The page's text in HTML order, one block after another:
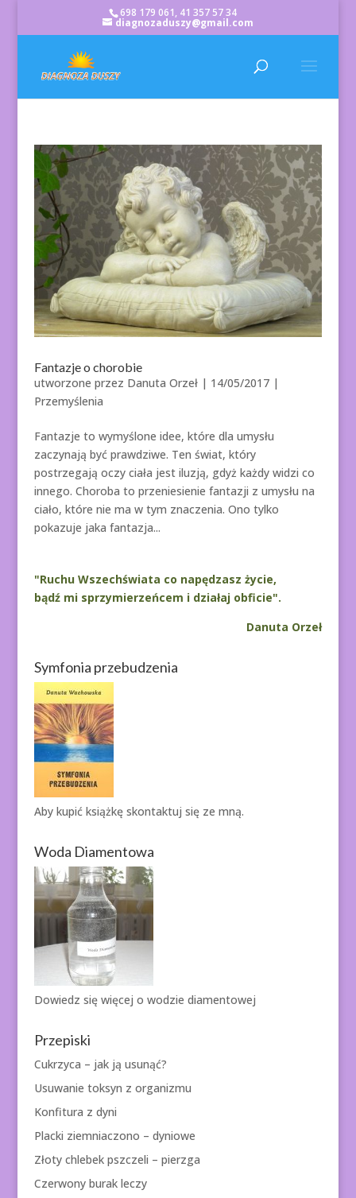
698 179 061, 41 357 57 34
diagnozaduszy@gmail.com
Fantazje o chorobie
utworzone przez Danuta Orzeł| 14/05/2017|
Przemyślenia
Fantazje to wymyślone idee, które dla umysłu
zaczynają być prawdziwe. Ten świat, który
postrzegają oczy ciała jest iluzją, gdyż każdy widzi co
innego. Choroba to przeniesienie fantazji z umysłu na
ciało, które nie ma w tym znaczenia. Ono tylko
pokazuje jaka fantazja...
"Ruchu Wszechświata co napędzasz życie,
bądź mi sprzymierzeńcem i działaj obficie".
Danuta Orzeł
Symfonia przebudzenia
Aby kupić książkę skontaktuj się ze mną.
Woda Diamentowa
Dowiedz się więcej o wodzie diamentowej
Przepiski
Cukrzyca – jak ją usunąć?
Usuwanie toksyn z organizmu
Konfitura z dyni
Placki ziemniaczono – dyniowe
Złoty chlebek pszczeli – pierzga
Czerwony burak leczy